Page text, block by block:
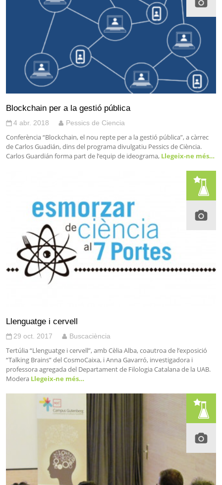
Blockchain per a la gestió pública
4 abr. 2018 Pessics de Ciencia
Conferència “Blockchain, el nou repte per a la gestió pública”, a càrrec
de Carlos Guadián, dins del programa divulgatiu Pessics de Ciència.
Carlos Guardián forma part de l’equip de ideograma, Llegeix-ne més…
Llenguatge i cervell
29 oct. 2017 Buscaciència
Tertúlia “Llenguatge i cervell”, amb Cèlia Alba, coautroa de l’exposició
“Talking Brains” del CosmoCaixa, i Anna Gavarró, investigadora i
professora agregada del Departament de Filologia Catalana de la UAB.
Modera Llegeix-ne més…